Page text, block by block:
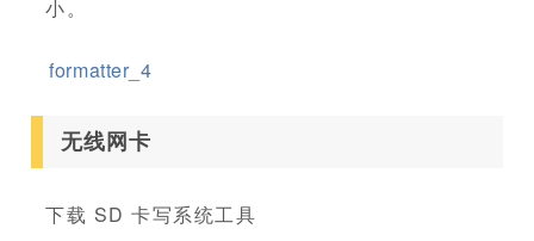
小。
formatter_4
无线网卡
下载 SD 卡写系统工具